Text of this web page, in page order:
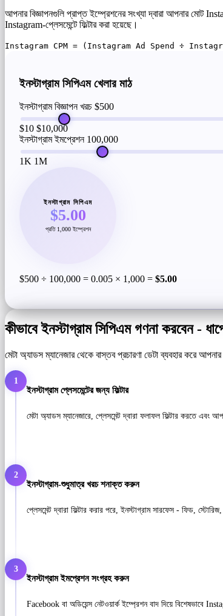
আপনার বিজ্ঞাপনগুলি প্রাপ্ত ইম্প্রেশনের সংখ্যা দ্বারা আপনার মোট
Instagram-প্লেসমেন্টে ফিল্টার করা হয়েছে।
Instagram CPM = (Instagram Ad Spend ÷
ইনস্টাগ্রাম সিপিএম খেলার মাঠ
ইনস্টাগ্রাম বিজ্ঞাপন খরচ $500
$10 $10,000
ইনস্টাগ্রাম ইমপ্রেশন 100,000
1K 1M
ইনস্টাগ্রাম সিপিএম
$5.00
প্রতি 1,000 ইম্প্রেশন
$500 ÷ 100,000 = 0.005 × 1,000 = $5.00
কীভাবে ইনস্টাগ্রাম সিপিএম গণনা করবেন -
মেটা অ্যাডস ম্যানেজার থেকে বাস্তব প্রচারণা ডেটা ব্যবহার করে
1
ইনস্টাগ্রাম প্লেসমেন্টের জন্য ফিল্টার
মেটা অ্যাডস ম্যানেজারে, প্লেসমেন্ট দ্বারা ফলাফল ফিল্টার করতে এবং
2
ইনস্টাগ্রাম-শুধুমাত্র খরচ শনাক্ত করুন
প্লেসমেন্ট দ্বারা ফিল্টার করার পরে, ইনস্টাগ্রাম সারফেস - ফিড,
3
ইনস্টাগ্রাম ইমপ্রেশন সংগ্রহ করুন
Facebook বা অডিয়েন্স নেটওয়ার্ক ইম্প্রেশন বাদ দিয়ে বিশেষভাবে